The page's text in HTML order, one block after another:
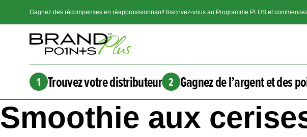
Gagnez des récompenses en réapprovisionnant! Inscrivez-vous au Programme PLUS et
1 Trouvez votre distributeur 2 Gagnez de l’argent et des
Smoothie aux